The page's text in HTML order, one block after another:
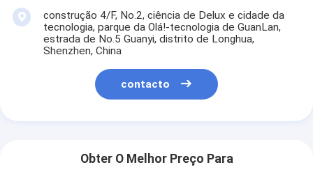
construção 4/F, No.2, ciência de Delux e cidade da
tecnologia, parque da Olá!-tecnologia de GuanLan,
estrada de No.5 Guanyi, distrito de Longhua,
Shenzhen, China
contacto
Obter O Melhor Preço Para